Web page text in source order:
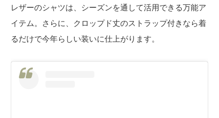
レザーのシャツは、シーズンを通して活用できる万能ア
イテム。さらに、クロップド丈のストラップ付きなら着
るだけで今年らしい装いに仕上がります。